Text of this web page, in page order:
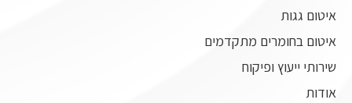
איטום גגות
איטום בחומרים מתקדמים
שירותי ייעוץ ופיקוח
אודות